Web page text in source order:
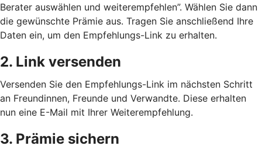
Berater auswählen und weiterempfehlen”. Wählen Sie dann
die gewünschte Prämie aus. Tragen Sie anschließend Ihre
Daten ein, um den Empfehlungs-Link zu erhalten.
2. Link versenden
Versenden Sie den Empfehlungs-Link im nächsten Schritt
an Freundinnen, Freunde und Verwandte. Diese erhalten
nun eine E-Mail mit Ihrer Weiterempfehlung.
3. Prämie sichern